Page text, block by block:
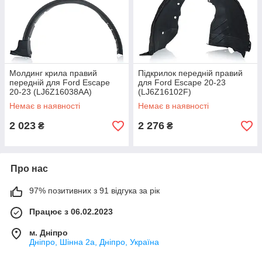
Молдинг крила правий
передній для Ford Escape
20-23 (LJ6Z16038AA)
Немає в наявності
2 023 ₴
Підкрилок передній правий
для Ford Escape 20-23
(LJ6Z16102F)
Немає в наявності
2 276 ₴
Про нас
97% позитивних з 91 відгука за рік
Працює з 06.02.2023
м. Дніпро
Дніпро, Шінна 2а, Дніпро, Україна